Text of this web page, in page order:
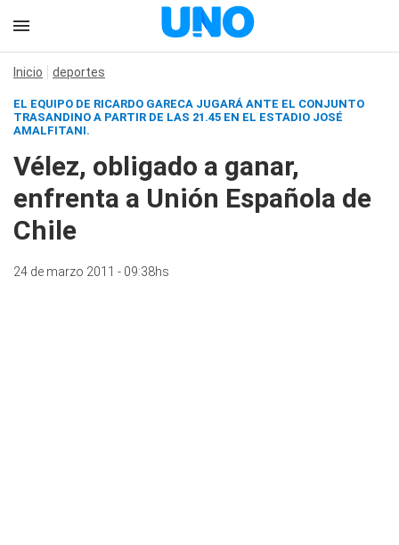
Inicio deportes
EL EQUIPO DE RICARDO GARECA JUGARÁ ANTE EL CONJUNTO
TRASANDINO A PARTIR DE LAS 21.45 EN EL ESTADIO JOSÉ
AMALFITANI.
Vélez, obligado a ganar,
enfrenta a Unión Española de
Chile
24 de marzo 2011 - 09:38hs